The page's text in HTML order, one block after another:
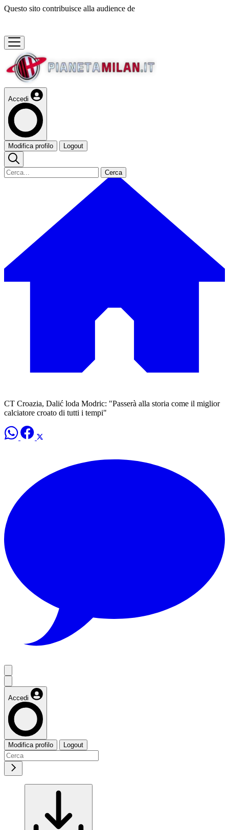
Questo sito contribuisce alla audience de
Accedi
Modifica profilo Logout
Cerca
CT Croazia, Dalić loda Modric: "Passerà alla storia come il miglior
calciatore croato di tutti i tempi"
Accedi
Modifica profilo Logout